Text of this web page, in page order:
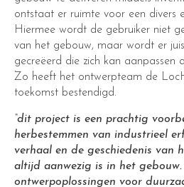
ontstaat er ruimte voor een divers
Hiermee wordt de gebruiker niet
van het gebouw, maar wordt er
gecreëerd die zich kan aanpassen
Zo heeft het ontwerpteam de
toekomst bestendigd.
“dit project is een prachtig
herbestemmen van industrieel
verhaal en de geschiedenis van
altijd aanwezig is in het
ontwerpoplossingen voor